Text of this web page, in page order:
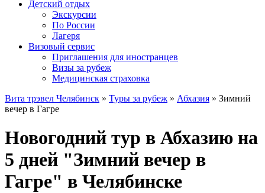
Детский отдых
Экскурсии
По России
Лагеря
Визовый сервис
Приглашения для иностранцев
Визы за рубеж
Медицинская страховка
Вита трэвел Челябинск » Туры за рубеж » Абхазия » Зимний
вечер в Гагре
Новогодний тур в Абхазию на
5 дней "Зимний вечер в
Гагре" в Челябинске